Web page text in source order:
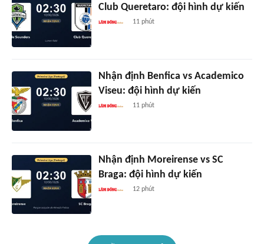
Club Queretaro: đội hình dự kiến
11 phút
Nhận định Benfica vs Academico
Viseu: đội hình dự kiến
11 phút
Nhận định Moreirense vs SC
Braga: đội hình dự kiến
12 phút